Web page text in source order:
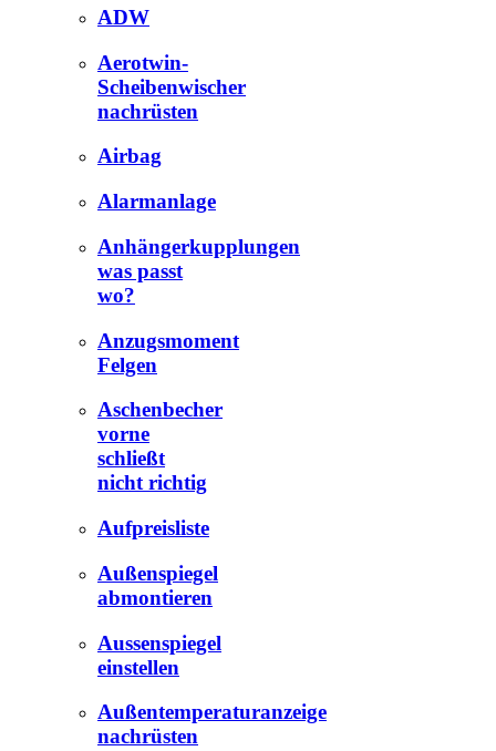
ADW
Aerotwin-
Scheibenwischer
nachrüsten
Airbag
Alarmanlage
Anhängerkupplungen
was passt
wo?
Anzugsmoment
Felgen
Aschenbecher
vorne
schließt
nicht richtig
Aufpreisliste
Außenspiegel
abmontieren
Aussenspiegel
einstellen
Außentemperaturanzeige
nachrüsten